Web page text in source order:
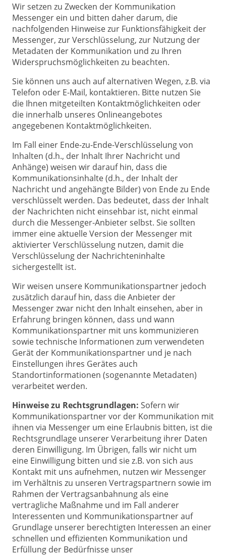
Wir setzen zu Zwecken der Kommunikation
Messenger ein und bitten daher darum, die
nachfolgenden Hinweise zur Funktionsfähigkeit der
Messenger, zur Verschlüsselung, zur Nutzung der
Metadaten der Kommunikation und zu Ihren
Widerspruchsmöglichkeiten zu beachten.
Sie können uns auch auf alternativen Wegen, z.B. via
Telefon oder E-Mail, kontaktieren. Bitte nutzen Sie
die Ihnen mitgeteilten Kontaktmöglichkeiten oder
die innerhalb unseres Onlineangebotes
angegebenen Kontaktmöglichkeiten.
Im Fall einer Ende-zu-Ende-Verschlüsselung von
Inhalten (d.h., der Inhalt Ihrer Nachricht und
Anhänge) weisen wir darauf hin, dass die
Kommunikationsinhalte (d.h., der Inhalt der
Nachricht und angehängte Bilder) von Ende zu Ende
verschlüsselt werden. Das bedeutet, dass der Inhalt
der Nachrichten nicht einsehbar ist, nicht einmal
durch die Messenger-Anbieter selbst. Sie sollten
immer eine aktuelle Version der Messenger mit
aktivierter Verschlüsselung nutzen, damit die
Verschlüsselung der Nachrichteninhalte
sichergestellt ist.
Wir weisen unsere Kommunikationspartner jedoch
zusätzlich darauf hin, dass die Anbieter der
Messenger zwar nicht den Inhalt einsehen, aber in
Erfahrung bringen können, dass und wann
Kommunikationspartner mit uns kommunizieren
sowie technische Informationen zum verwendeten
Gerät der Kommunikationspartner und je nach
Einstellungen ihres Gerätes auch
Standortinformationen (sogenannte Metadaten)
verarbeitet werden.
Hinweise zu Rechtsgrundlagen: Sofern wir
Kommunikationspartner vor der Kommunikation mit
ihnen via Messenger um eine Erlaubnis bitten, ist die
Rechtsgrundlage unserer Verarbeitung ihrer Daten
deren Einwilligung. Im Übrigen, falls wir nicht um
eine Einwilligung bitten und sie z.B. von sich aus
Kontakt mit uns aufnehmen, nutzen wir Messenger
im Verhältnis zu unseren Vertragspartnern sowie im
Rahmen der Vertragsanbahnung als eine
vertragliche Maßnahme und im Fall anderer
Interessenten und Kommunikationspartner auf
Grundlage unserer berechtigten Interessen an einer
schnellen und effizienten Kommunikation und
Erfüllung der Bedürfnisse unser